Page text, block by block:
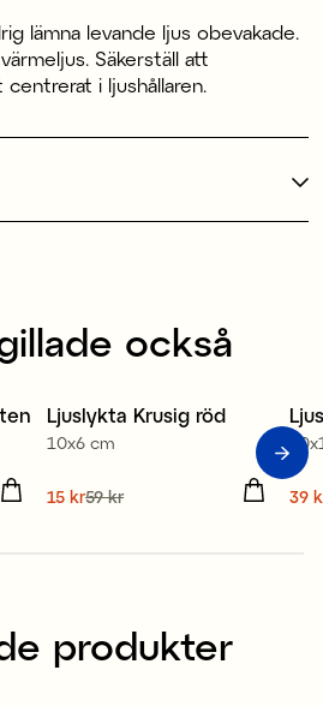
lämna levande ljus obevakade.
Säkerställ att
i ljushållaren.
också
Sale
Ljuslykta Krusig röd
10x6 cm
Nuvarande pris
15 kr59 kr 39
produkter